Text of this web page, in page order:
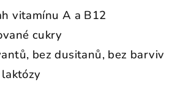
vitamínu A a B12
cukry
bez dusitanů, bez barviv